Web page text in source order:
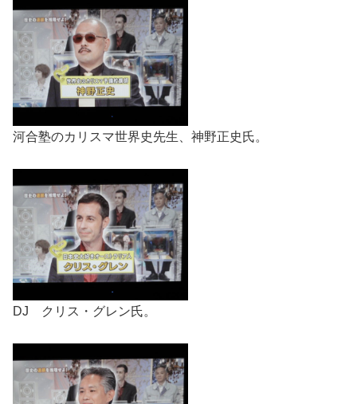
河合塾のカリスマ世界史先生、神野正史氏。
DJ クリス・グレン氏。